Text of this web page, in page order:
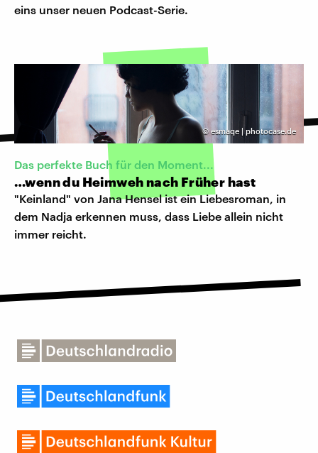
eins unser neuen Podcast-Serie.
©esmaqe | photocase.de
Das perfekte Buch für den Moment...
…wenn du Heimweh nach Früher hast
"Keinland" von Jana Hensel ist ein Liebesroman, in
dem Nadja erkennen muss, dass Liebe allein nicht
immer reicht.